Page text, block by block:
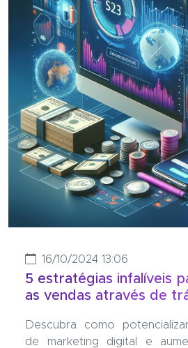
16/10/2024 13:06
5 estratégias infalíveis
as vendas através de
Descubra como
de marketing digital e